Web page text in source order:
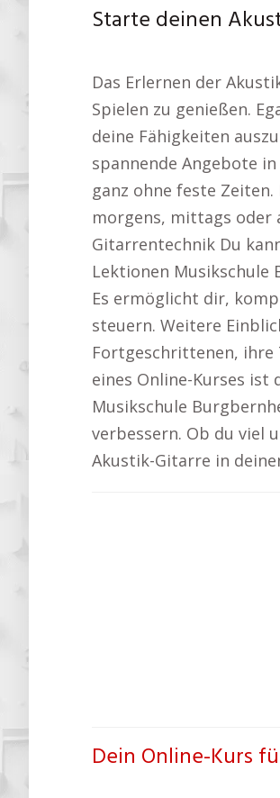
Starte deinen
Das Erlernen der
Spielen zu genießen.
deine Fähigkeiten
spannende Angebote
ganz ohne feste
morgens, mittags oder
Gitarrentechnik Du
Lektionen Musikschule
Es ermöglicht dir,
steuern. Weitere
Fortgeschrittenen, ihre
eines Online-Kurses
Musikschule
verbessern. Ob du viel
Akustik-Gitarre in
Dein Online-Kurs